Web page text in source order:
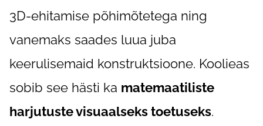
3D-ehitamise põhimõtetega ning
vanemaks saades luua juba
keerulisemaid konstruktsioone. Koolieas
sobib see hästi ka matemaatiliste
harjutuste visuaalseks toetuseks.